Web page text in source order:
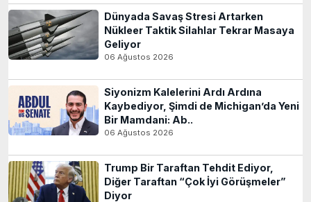
Dünyada Savaş Stresi Artarken
Nükleer Taktik Silahlar Tekrar Masaya
Geliyor
06 Ağustos 2026
Siyonizm Kalelerini Ardı Ardına
Kaybediyor, Şimdi de Michigan’da Yeni
Bir Mamdani: Ab..
06 Ağustos 2026
Trump Bir Taraftan Tehdit Ediyor,
Diğer Taraftan “Çok İyi Görüşmeler”
Diyor